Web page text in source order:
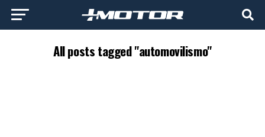
All posts tagged "automovilismo"